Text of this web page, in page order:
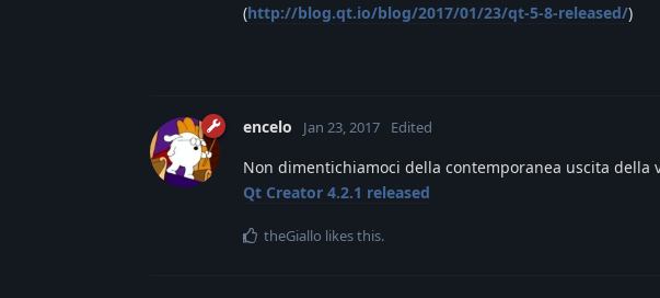
(http://blog.qt.io/blog/2017/01/23/qt-5-8-released/)
encelo Jan 23, 2017 Edited
Non dimentichiamoci della contemporanea uscita della
Qt Creator 4.2.1 released
theGiallo likes this.